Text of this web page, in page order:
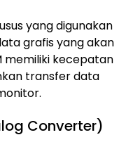
yang digunakan
grafis yang akan
memiliki kecepatan
transfer data
Converter)